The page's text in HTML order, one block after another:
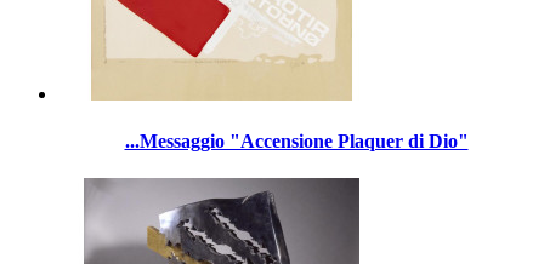
...Messaggio "Accensione Plaquer di Dio"